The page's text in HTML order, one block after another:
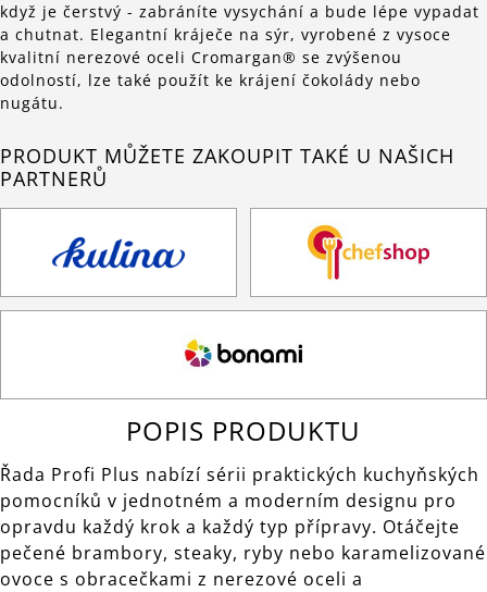
když je čerstvý - zabráníte vysychání a bude lépe vypadat
a chutnat. Elegantní kráječe na sýr, vyrobené z vysoce
kvalitní nerezové oceli Cromargan® se zvýšenou
odolností, lze také použít ke krájení čokolády nebo
nugátu.
PRODUKT MŮŽETE ZAKOUPIT TAKÉ U NAŠICH
PARTNERŮ
POPIS PRODUKTU
Řada Profi Plus nabízí sérii praktických kuchyňských
pomocníků v jednotném a moderním designu pro
opravdu každý krok a každý typ přípravy. Otáčejte
pečené brambory, steaky, ryby nebo karamelizované
ovoce s obracečkami z nerezové oceli a